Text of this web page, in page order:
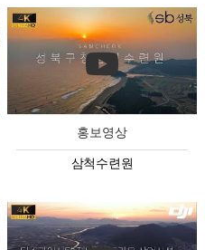
홍보영상
삼척수련원